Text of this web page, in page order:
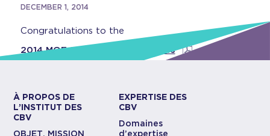
DECEMBER 1, 2014
Congratulations to the
2014 MQE Successful Candidates
À PROPOS DE
L’INSTITUT DES
CBV
OBJET, MISSION
EXPERTISE DES
CBV
Domaines
d’expertise